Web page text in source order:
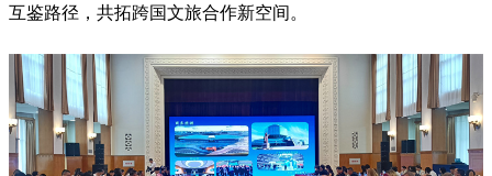
互鉴路径，共拓跨国文旅合作新空间。